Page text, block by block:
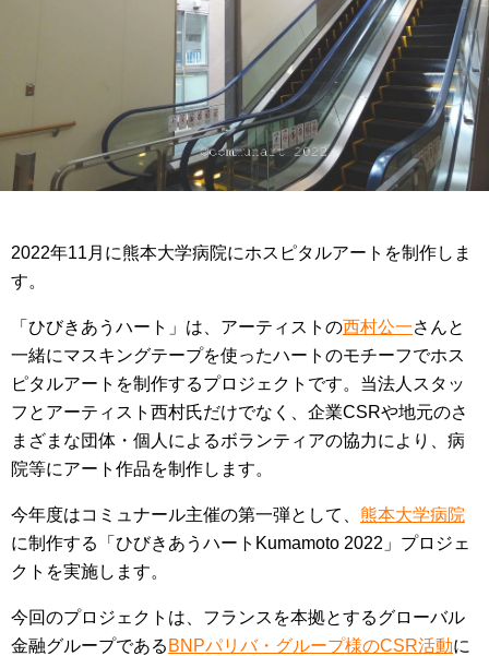
2022年11月に熊本大学病院にホスピタルアートを制作しま
す。
「ひびきあうハート」は、アーティストの西村公一さんと
一緒にマスキングテープを使ったハートのモチーフでホス
ピタルアートを制作するプロジェクトです。当法人スタッ
フとアーティスト西村氏だけでなく、企業CSRや地元のさ
まざまな団体・個人によるボランティアの協力により、病
院等にアート作品を制作します。
今年度はコミュナール主催の第一弾として、 熊本大学病院
に制作する「ひびきあうハートKumamoto 2022」プロジェ
クトを実施します。
今回のプロジェクトは、フランスを本拠とするグローバル
金融グループである BNPパリバ・グループ様のCSR活動に